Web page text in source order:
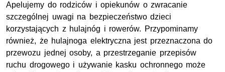
Apelujemy do rodziców i opiekunów o zwracanie
szczególnej uwagi na bezpieczeństwo dzieci
korzystających z hulajnóg i rowerów. Przypominamy
również, że hulajnoga elektryczna jest przeznaczona do
przewozu jednej osoby, a przestrzeganie przepisów
ruchu drogowego i używanie kasku ochronnego może